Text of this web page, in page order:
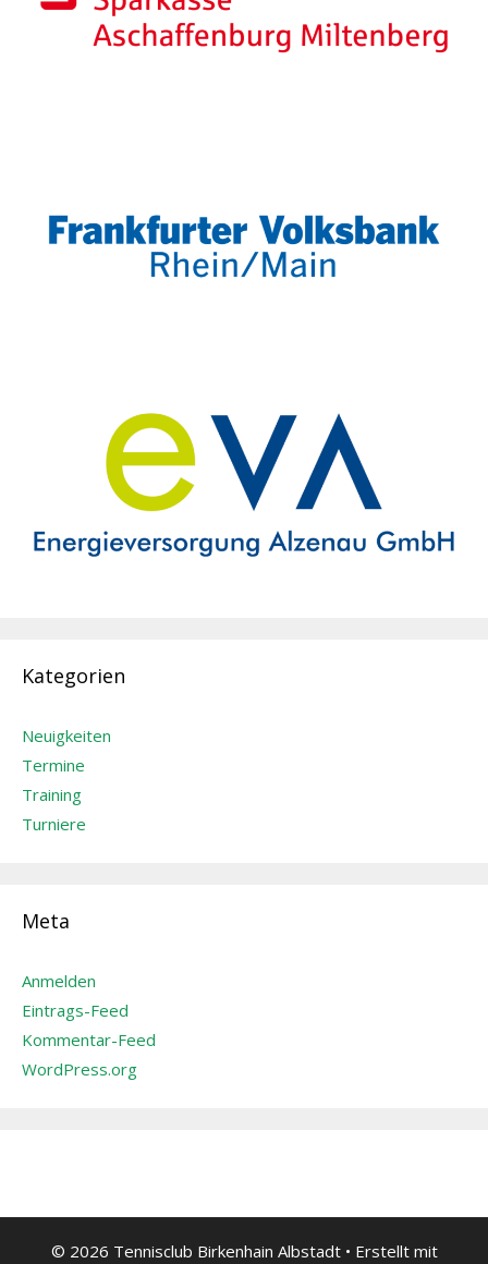
Kategorien
Neuigkeiten
Termine
Training
Turniere
Meta
Anmelden
Eintrags-Feed
Kommentar-Feed
WordPress.org
© 2026 Tennisclub Birkenhain Albstadt• Erstellt mit